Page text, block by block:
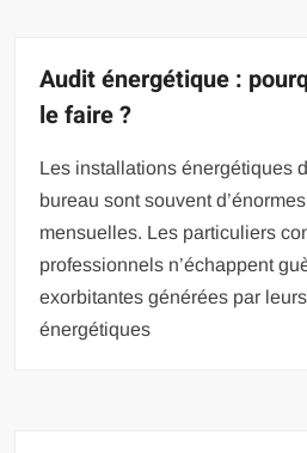
Audit énergétique :
le faire ?
Les installations énergétiques
bureau sont souvent
mensuelles. Les particuliers
professionnels n’échappent
exorbitantes générées par
énergétiques